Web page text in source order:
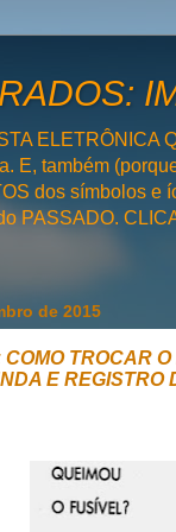
ELETRÔNICA
E, também
dos símbolos e
PASSADO.
de 2015
TROCAR
E